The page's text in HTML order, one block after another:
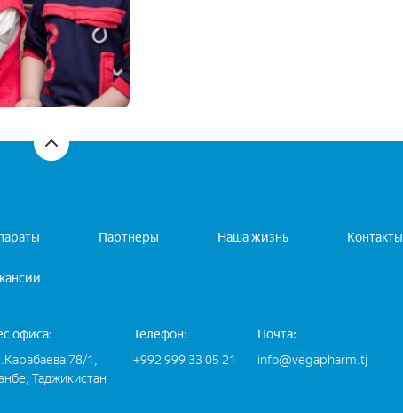
Партнеры Наша жизнь Контакты
офиса: Телефон:
Почта:
78/1,
Таджикистан
+992 999 33 05 21 info@vegapharm.tj